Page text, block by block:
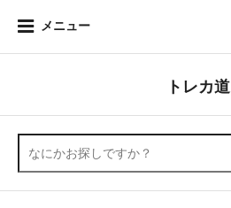
メニュー
トレカ道